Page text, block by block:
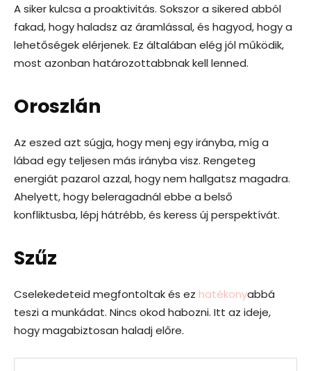
A siker kulcsa a proaktivitás. Sokszor a sikered abból
fakad, hogy haladsz az áramlással, és hagyod, hogy a
lehetőségek elérjenek. Ez általában elég jól működik,
most azonban határozottabbnak kell lenned.
Oroszlán
Az eszed azt súgja, hogy menj egy irányba, míg a
lábad egy teljesen más irányba visz. Rengeteg
energiát pazarol azzal, hogy nem hallgatsz magadra.
Ahelyett, hogy beleragadnál ebbe a belső
konfliktusba, lépj hátrébb, és keress új perspektívát.
Szűz
Cselekedeteid megfontoltak és ez hatékonyabbá
teszi a munkádat. Nincs okod habozni. Itt az ideje,
hogy magabiztosan haladj előre.